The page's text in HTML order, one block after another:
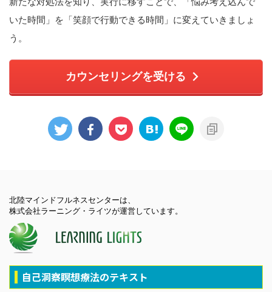
いた時間」を「笑顔で行動できる時間」に変えていきましょ
う。
カウンセリングを受ける
北陸マインドフルネスセンターは、
株式会社ラーニング・ライツが運営しています。
自己洞察瞑想療法のテキスト